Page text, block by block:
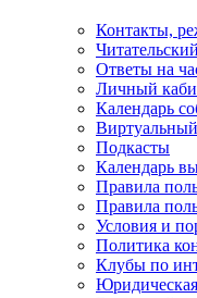
Контакты,
Ответы на
Личный
Календарь
Подкасты
Календарь
Правила
Правила
Условия и
Политика
Клубы по